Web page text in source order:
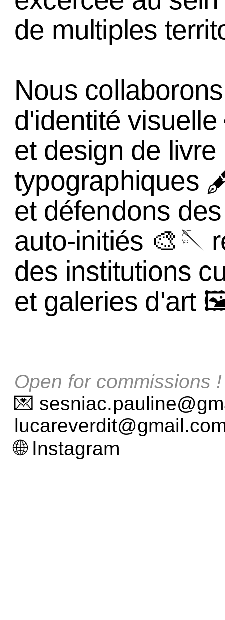
de multiples
Nous
d'identité
et design de livre
typographiques
et défendons
auto-initiés 🎨🪡
des institutions
et galeries d'art
Open for commissions !
💌
🌐 Instagram